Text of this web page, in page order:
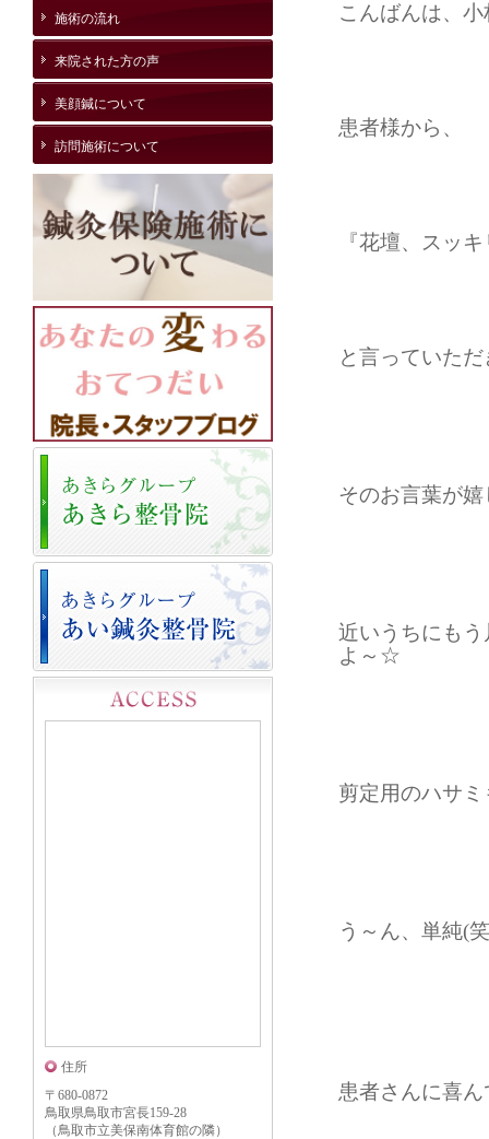
こんばんは、
患者様から、
『花壇、スッ
と言っていた
そのお言葉が
近いうちにも
よ～☆
剪定用のハサ
う～ん、単純(
患者さんに喜
施術の流れ
来院された方の声
美顔鍼について
訪問施術について
住所
〒680-0872
鳥取県鳥取市宮長159-28
（鳥取市立美保南体育館の隣）